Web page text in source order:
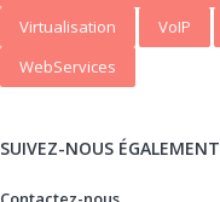
Virtualisation
VoIP
WebServices
SUIVEZ-NOUS ÉGALEMENT